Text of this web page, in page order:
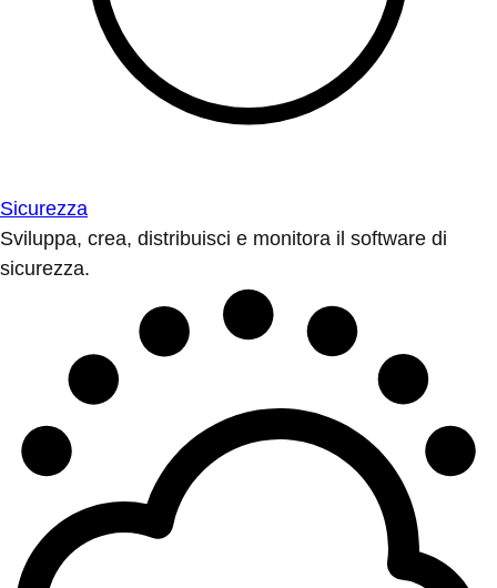
Sicurezza
Sviluppa, crea, distribuisci e monitora il software di
sicurezza.